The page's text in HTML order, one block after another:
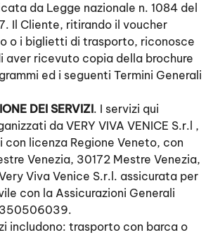
da Legge nazionale n. 1084 del
Il Cliente, ritirando il voucher
o i biglietti di trasporto, riconosce
aver ricevuto copia della brochure
ed i seguenti Termini Generali
DEI SERVIZI. I servizi qui
da VERY VIVA VENICE S.r.l ,
con licenza Regione Veneto, con
Venezia, 30172 Mestre Venezia,
Viva Venice S.r.l. assicurata per
con la Assicurazioni Generali
350506039.
includono: trasporto con barca o